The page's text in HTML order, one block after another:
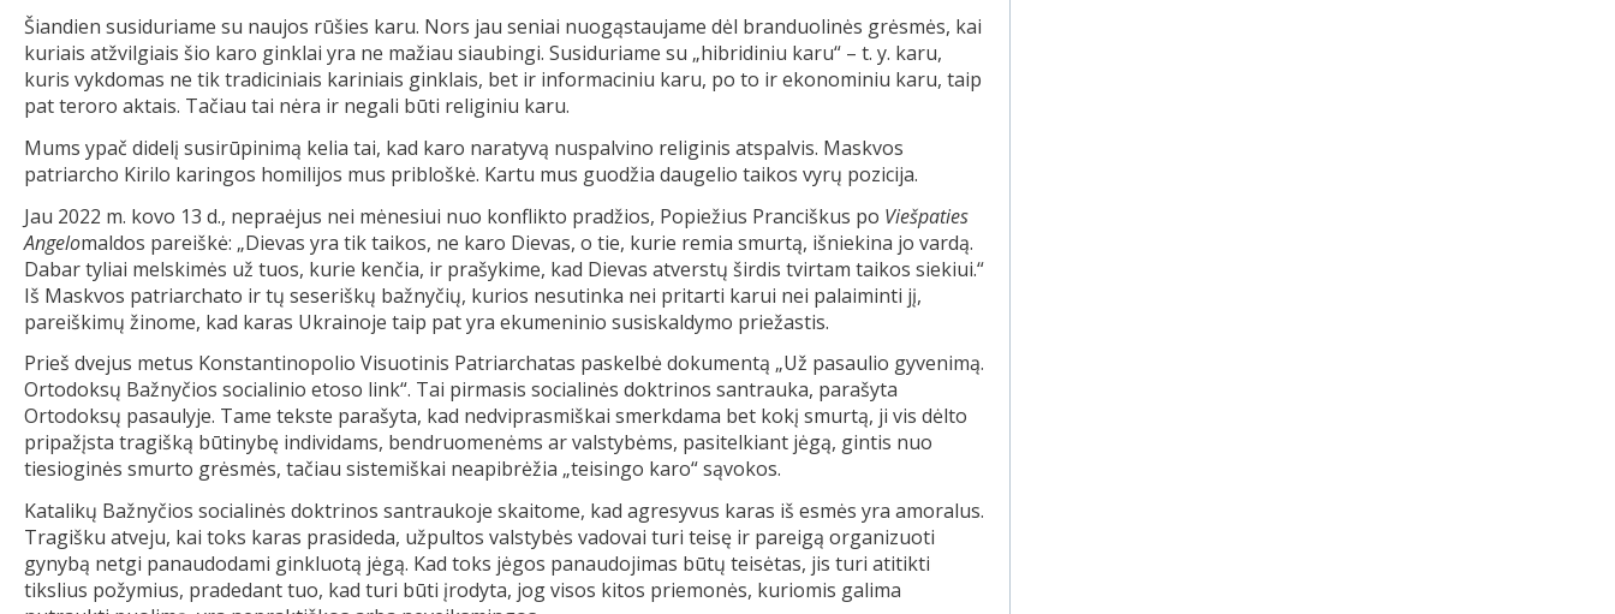
Šiandien susiduriame su naujos rūšies karu. Nors jau seniai nuogąstaujame dėl branduolinės grėsmės, kai
kuriais atžvilgiais šio karo ginklai yra ne mažiau siaubingi. Susiduriame su „hibridiniu karu“ – t. y. karu,
kuris vykdomas ne tik tradiciniais kariniais ginklais, bet ir informaciniu karu, po to ir ekonominiu karu, taip
pat teroro aktais. Tačiau tai nėra ir negali būti religiniu karu.
Mums ypač didelį susirūpinimą kelia tai, kad karo naratyvą nuspalvino religinis atspalvis. Maskvos
patriarcho Kirilo karingos homilijos mus pribloškė. Kartu mus guodžia daugelio taikos vyrų pozicija.
Jau 2022 m. kovo 13 d., nepraėjus nei mėnesiui nuo konflikto pradžios, Popiežius Pranciškus po Viešpaties
Angelomaldos pareiškė: „Dievas yra tik taikos, ne karo Dievas, o tie, kurie remia smurtą, išniekina jo vardą.
Dabar tyliai melskimės už tuos, kurie kenčia, ir prašykime, kad Dievas atverstų širdis tvirtam taikos siekiui.“
Iš Maskvos patriarchato ir tų seseriškų bažnyčių, kurios nesutinka nei pritarti karui nei palaiminti jį,
pareiškimų žinome, kad karas Ukrainoje taip pat yra ekumeninio susiskaldymo priežastis.
Prieš dvejus metus Konstantinopolio Visuotinis Patriarchatas paskelbė dokumentą „Už pasaulio gyvenimą.
Ortodoksų Bažnyčios socialinio etoso link“. Tai pirmasis socialinės doktrinos santrauka, parašyta
Ortodoksų pasaulyje. Tame tekste parašyta, kad nedviprasmiškai smerkdama bet kokį smurtą, ji vis dėlto
pripažįsta tragišką būtinybę individams, bendruomenėms ar valstybėms, pasitelkiant jėgą, gintis nuo
tiesioginės smurto grėsmės, tačiau sistemiškai neapibrėžia „teisingo karo“ sąvokos.
Katalikų Bažnyčios socialinės doktrinos santraukoje skaitome, kad agresyvus karas iš esmės yra amoralus.
Tragišku atveju, kai toks karas prasideda, užpultos valstybės vadovai turi teisę ir pareigą organizuoti
gynybą netgi panaudodami ginkluotą jėgą. Kad toks jėgos panaudojimas būtų teisėtas, jis turi atitikti
tikslius požymius, pradedant tuo, kad turi būti įrodyta, jog visos kitos priemonės, kuriomis galima